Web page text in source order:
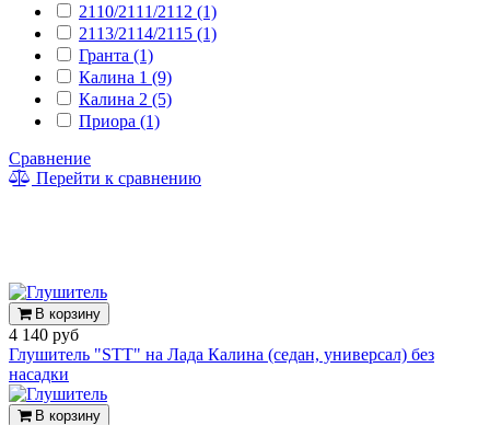
2110/2111/2112 (1)
2113/2114/2115 (1)
Гранта (1)
Калина 1 (9)
Калина 2 (5)
Приора (1)
Сравнение
Перейти к сравнению
В корзину
4 140 руб
Глушитель "STT" на Лада Калина (седан, универсал) без
насадки
В корзину